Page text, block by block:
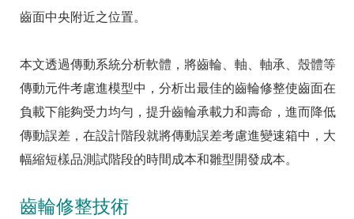
齒面中央附近之位置。
本文透過傳動系統分析軟體，將齒輪、軸、軸承、殼體等
傳動元件考慮進模型中，分析出最佳的齒輪修整使齒面在
負載下能夠受力均勻，提升齒輪承載力和壽命，進而降低
傳動誤差，在設計階段就將傳動誤差考慮進變速箱中，大
幅縮短樣品測試階段的時間成本和雛型開發成本。
齒輪修整技術